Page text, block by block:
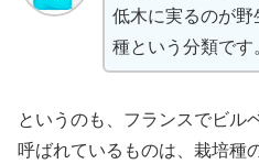
低木に実るのが
種という分類です
というのも、フランスでビル
呼ばれているものは、栽培種